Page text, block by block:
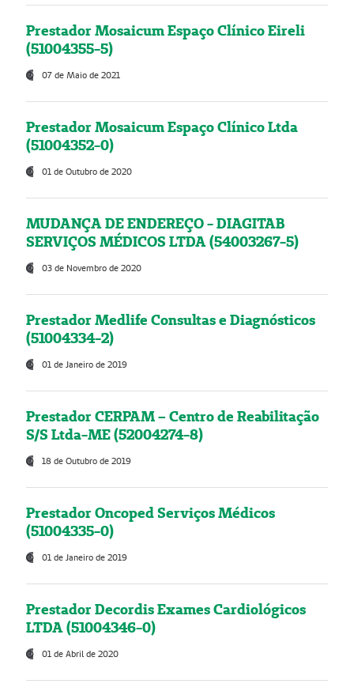
Prestador Mosaicum Espaço Clínico Eireli
(51004355-5)
07 de Maio de 2021
Prestador Mosaicum Espaço Clínico Ltda
(51004352-0)
01 de Outubro de 2020
MUDANÇA DE ENDEREÇO - DIAGITAB
SERVIÇOS MÉDICOS LTDA (54003267-5)
03 de Novembro de 2020
Prestador Medlife Consultas e Diagnósticos
(51004334-2)
01 de Janeiro de 2019
Prestador CERPAM – Centro de Reabilitação
S/S Ltda-ME (52004274-8)
18 de Outubro de 2019
Prestador Oncoped Serviços Médicos
(51004335-0)
01 de Janeiro de 2019
Prestador Decordis Exames Cardiológicos
LTDA (51004346-0)
01 de Abril de 2020